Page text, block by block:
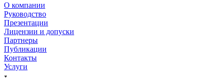
О компании
Руководство
Презентации
Лицензии и допуски
Партнеры
Публикации
Контакты
Услуги